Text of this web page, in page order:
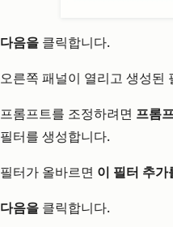
다음을 클릭합니다.
오른쪽 패널이 열리고 생성된
프롬프트를 조정하려면 프롬
필터를 생성합니다.
필터가 올바르면 이 필터 추가
다음을 클릭합니다.